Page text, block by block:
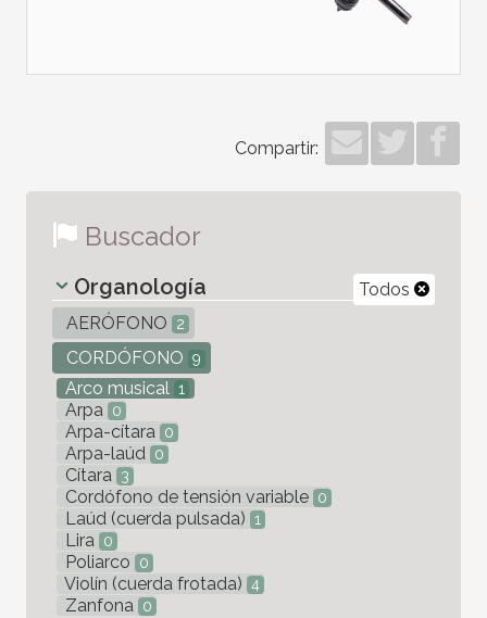
Compartir:
Buscador
Todos
Organología
AERÓFONO 2
CORDÓFONO 9
Arco musical 1
Arpa 0
Arpa-cítara 0
Arpa-laúd 0
Cítara 3
Cordófono de tensión variable 0
Laúd (cuerda pulsada) 1
Lira 0
Poliarco 0
Violín (cuerda frotada) 4
Zanfona 0